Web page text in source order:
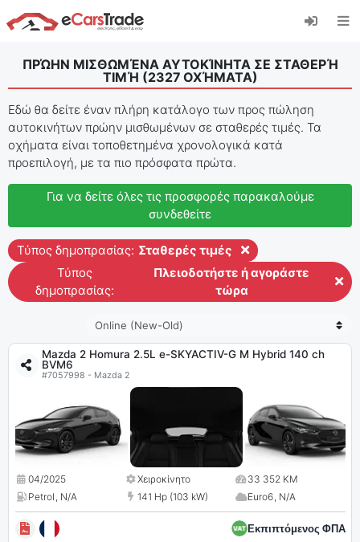
Εγκαταστήστε την εφαρμογή eCarsTrade web,
προσθέστε την στην Αρχική οθόνη σας και
Εγκαταστήστε το
Ακύρωση
ΠΡΏΗΝ ΜΙΣΘΩΜΈΝΑ ΑΥΤΟΚΊΝΗΤΑ ΣΕ ΣΤΑΘΕΡΉ
ΤΙΜΉ (2327 ΟΧΉΜΑΤΑ)
Εδώ θα δείτε έναν πλήρη κατάλογο των προς πώληση
αυτοκινήτων πρώην μισθωμένων σε σταθερές τιμές. Τα
οχήματα είναι τοποθετημένα χρονολογικά κατά
προεπιλογή, με τα πιο πρόσφατα πρώτα.
Για να δείτε όλες τις προσφορές παρακαλούμε
συνδεθείτε
Τύπος δημοπρασίας: Σταθερές τιμές
Τύπος
δημοπρασίας:
Πλειοδοτήστε ή αγοράστε
τώρα
Mazda 2 Homura 2.5L e-SKYACTIV-G M Hybrid 140 ch
BVM6
#7057998 - Mazda 2
04/2025 Χειροκίνητο
33 352 KM
Petrol, N/A 141 Hp (103 kW) Euro6, N/A
Εκπιπτόμενος ΦΠΑ